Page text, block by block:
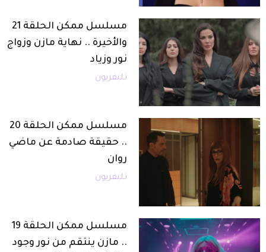
مسلسل ممكن الحلقة 21
والأخيرة .. نهاية مازن وزواج
نور وزياد
تليفزيون
مسلسل ممكن الحلقة 20
.. حقيقة صادمة عن ماضي
روان
تليفزيون
مسلسل ممكن الحلقة 19
.. مازن ينتقم من نور وجود